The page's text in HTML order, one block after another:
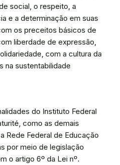
social, o respeito, a
e a determinação em suas
os preceitos básicos de
liberdade de expressão,
com a cultura da
na sustentabilidade
do Instituto Federal
como as demais
Rede Federal de Educação
por meio de legislação
o artigo 6º da Lei nº.